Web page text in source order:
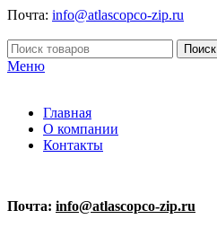
Почта: info@atlascopco-zip.ru
Поиск
Меню
Главная
О компании
Контакты
Почта: info@atlascopco-zip.ru